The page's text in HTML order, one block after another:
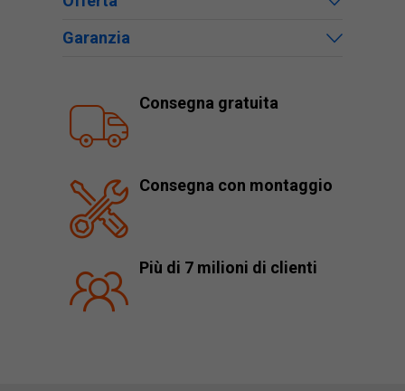
Garanzia
Consegna gratuita
Consegna con montaggio
Più di 7 milioni di clienti